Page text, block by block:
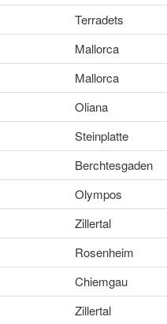
Terradets
Mallorca
Mallorca
Oliana
Steinplatte
Berchtesgaden
Olympos
Zillertal
Rosenheim
Chiemgau
Zillertal